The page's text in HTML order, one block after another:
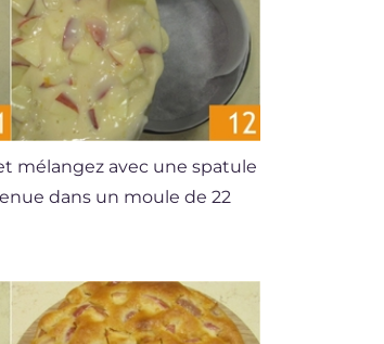
mélangez avec une spatule
dans un moule de 22